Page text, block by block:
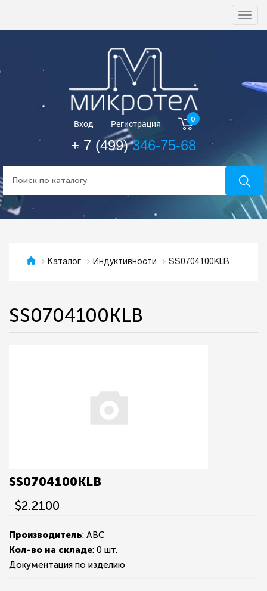
Вход Регистрация 0
+ 7 (499)346-75-68
Каталог Индуктивности SS0704100KLB
SS0704100KLB
SS0704100KLB
$2.2100
Производитель: ABC
Кол-во на складе: 0 шт.
Документация по изделию